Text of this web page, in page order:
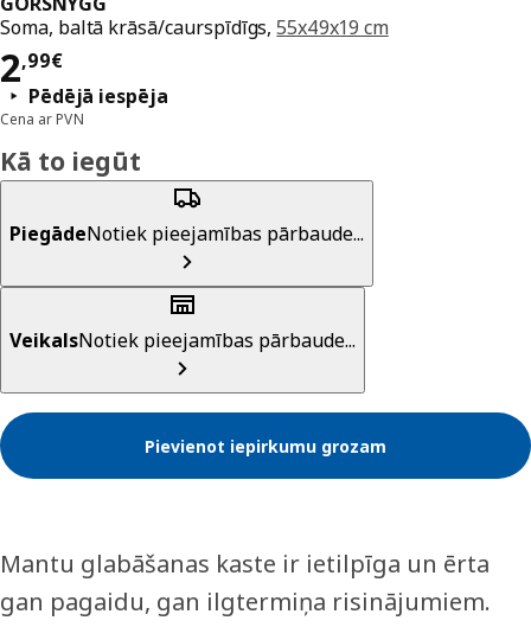
Soma, baltā krāsā/caurspīdīgs,55x49x19 cm
2,99€
Cena 2,99€
Pēdējā iespēja
Cena ar PVN
Kā to iegūt
PiegādeNotiek pieejamības pārbaude...
VeikalsNotiek pieejamības pārbaude...
Pievienot iepirkumu grozam
Mantu glabāšanas kaste ir ietilpīga un ērta
gan pagaidu, gan ilgtermiņa risinājumiem.